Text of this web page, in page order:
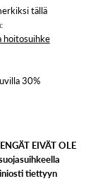
tällä
hoitosuihke
30%
EIVÄT OLE
tiettyyn